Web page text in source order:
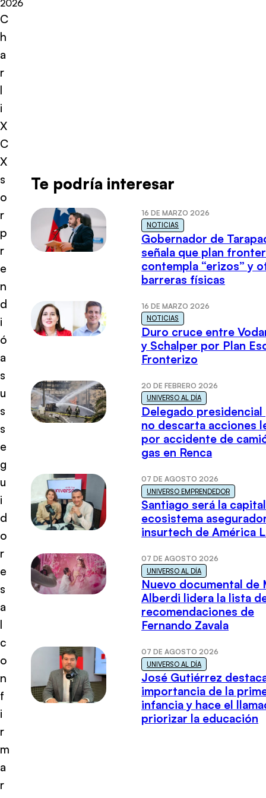
2026
C
h
a
r
l
i
X
C
X
s
o
r
p
r
e
n
d
i
ó
a
s
u
s
s
e
g
u
i
d
o
r
e
s
a
l
c
o
n
f
i
r
m
a
r
Te podría interesar
16 DE MARZO 2026
NOTICIAS
Gobernador de
señala que plan
contempla “erizos” y
barreras físicas
16 DE MARZO 2026
NOTICIAS
Duro cruce entre
y Schalper por Plan
Fronterizo
20 DE FEBRERO 2026
UNIVERSO AL DÍA
Delegado presidencial
no descarta acciones
por accidente de
gas en Renca
07 DE AGOSTO 2026
UNIVERSO EMPRENDEDOR
Santiago será la
ecosistema
insurtech de América
07 DE AGOSTO 2026
UNIVERSO AL DÍA
Nuevo documental de
Alberdi lidera la lista
recomendaciones de
Fernando Zavala
07 DE AGOSTO 2026
UNIVERSO AL DÍA
José Gutiérrez
importancia de la
infancia y hace el
priorizar la educación